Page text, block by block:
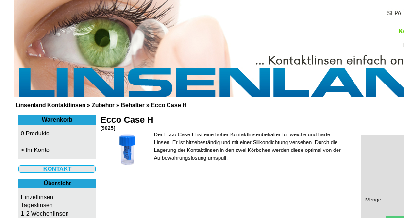
GÜNSTIGE KONTAKTLINSEN UND PFLEGEMITTEL
Linsenland Kontaktlinsen » Zubehör » Behälter » Ecco Case H
Warenkorb
0 Produkte
> Ihr Konto
KONTAKT
Übersicht
Einzellinsen
Tageslinsen
1-2 Wochenlinsen
Ecco Case H
[9025]
Der Ecco Case H ist eine hoher Kontaktlinsenbehälter für weiche und harte
Linsen. Er ist hitzebeständig und mit einer Silikondichtung versehen. Durch die
Lagerung der Kontaktlinsen in den zwei Körbchen werden diese optimal von der
Aufbewahrungslösung umspült.
Menge: